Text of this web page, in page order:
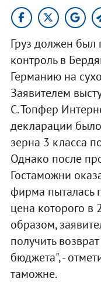
Груз должен
контроль в
Германию на
Заявителем
С. Топфер
декларации
зерна 3 класса
Однако после
Гостаможни
фирма пыталась
цена которого в
образом,
получить
бюджета", -
таможне.